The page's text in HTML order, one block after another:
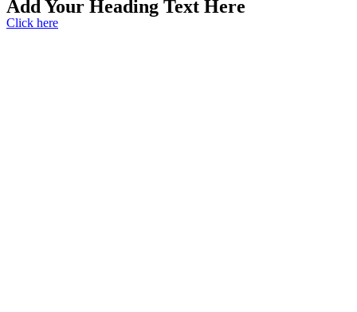
Add Your Heading Text Here
Click here